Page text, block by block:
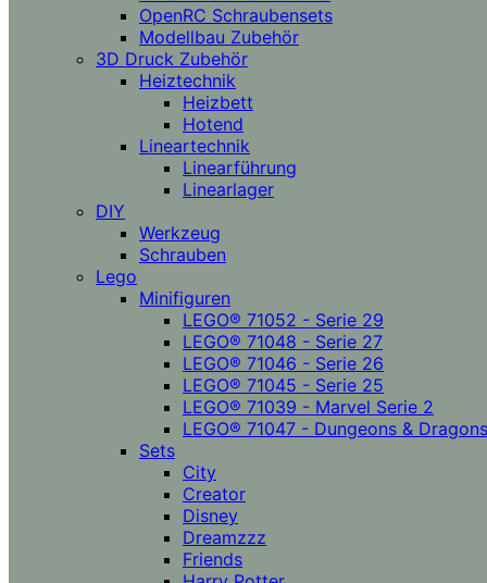
OpenRC Schraubensets
Modellbau Zubehör
3D Druck Zubehör
Heiztechnik
Heizbett
Hotend
Lineartechnik
Linearführung
Linearlager
DIY
Werkzeug
Schrauben
Lego
Minifiguren
LEGO® 71052 - Serie 29
LEGO® 71048 - Serie 27
LEGO® 71046 - Serie 26
LEGO® 71045 - Serie 25
LEGO® 71039 - Marvel Serie 2
LEGO® 71047 - Dungeons & Dragons
Sets
City
Creator
Disney
Dreamzzz
Friends